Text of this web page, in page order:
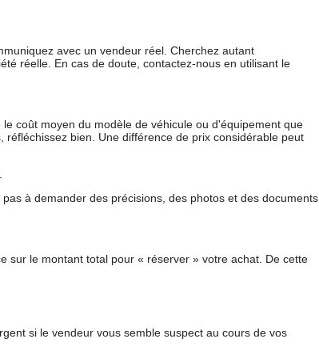
avec un vendeur réel. Cherchez autant
réelle. En cas de doute, contactez-nous en utilisant le
coût moyen du modèle de véhicule ou d'équipement que
bien. Une différence de prix considérable peut
à demander des précisions, des photos et des documents
sur le montant total pour « réserver » votre achat. De cette
si le vendeur vous semble suspect au cours de vos